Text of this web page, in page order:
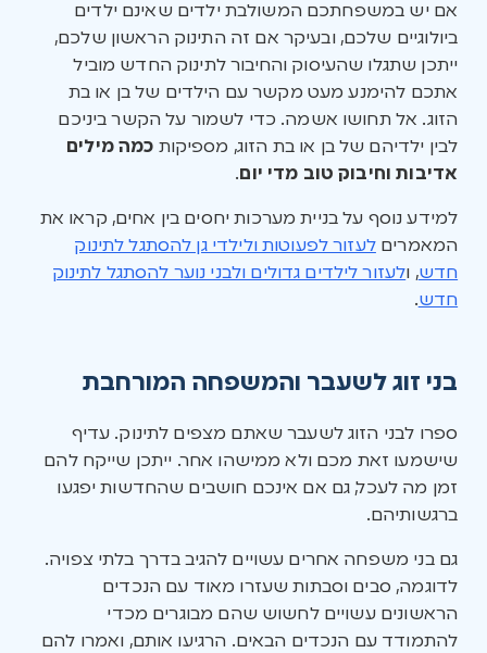
אם יש במשפחתכם המשולבת ילדים שאינם ילדים
ביולוגיים שלכם, ובעיקר אם זה התינוק הראשון שלכם,
ייתכן שתגלו שהעיסוק והחיבור לתינוק החדש מוביל
אתכם להימנע מעט מקשר עם הילדים של בן או בת
הזוג. אל תחושו אשמה. כדי לשמור על הקשר ביניכם
לבין ילדיהם של בן או בת הזוג, מספיקות כמה מילים
אדיבות וחיבוק טוב מדי יום.
למידע נוסף על בניית מערכות יחסים בין אחים, קראו את
המאמריםלעזור לפעוטות ולילדי גן להסתגל לתינוק
חדש, ולעזור לילדים גדולים ולבני נוער להסתגל לתינוק
חדש.
בני זוג לשעבר והמשפחה המורחבת
ספרו לבני הזוג לשעבר שאתם מצפים לתינוק. עדיף
שישמעו זאת מכם ולא ממישהו אחר. ייתכן שייקח להם
זמן מה לעכל, גם אם אינכם חושבים שהחדשות יפגעו
ברגשותיהם.
גם בני משפחה אחרים עשויים להגיב בדרך בלתי צפויה.
לדוגמה, סבים וסבתות שעזרו מאוד עם הנכדים
הראשונים עשויים לחשוש שהם מבוגרים מכדי
להתמודד עם הנכדים הבאים. הרגיעו אותם, ואמרו להם